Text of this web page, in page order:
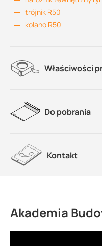
trójnik R50
kolano R50
Właściwości
Do pobrania
Kontakt
Akademia